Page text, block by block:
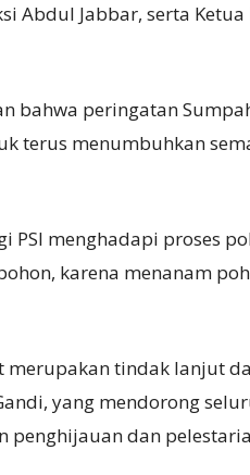
Abdul Jabbar, serta Ketua
bahwa peringatan
terus menumbuhkan
PSI menghadapi proses
karena menanam
merupakan tindak lanjut
yang mendorong
penghijauan dan